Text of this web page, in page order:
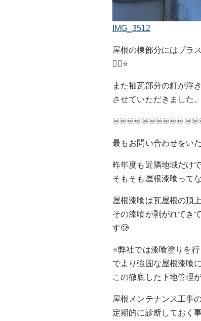
IMG_3512
屋根の棟部分にはプラ
🙇‍♂️⭐️
また袖瓦部分の釘が浮
させていただきました。
最もお問い合わせをい
昨年度も近隣地域だけ
そもそも屋根漆喰って
屋根漆喰は瓦屋根の頂
その漆喰が剥がれてき
す🥲
⭐️弊社では漆喰塗りを
でより強固な屋根漆喰
この徹底した下地管理
屋根メンテナンス工事
定期的に診断しておく